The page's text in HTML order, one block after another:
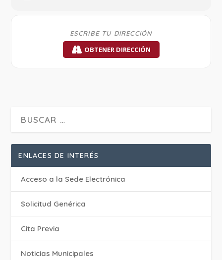
OBTENER DIRECCIÓN
ENLACES DE INTERÉS
Acceso a la Sede Electrónica
Solicitud Genérica
Cita Previa
‎Noticias Municipales